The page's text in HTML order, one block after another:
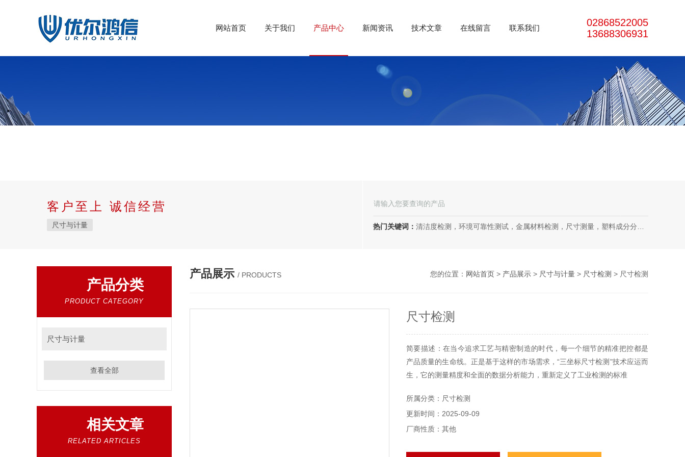
网站首页 关于我们 产品中心 新闻资讯 技术文章 在线留言 联系我们
02868522005
13688306931
客户至上 诚信经营
尺寸与计量 热门关键词： 清洁度检测，环境可靠性测试，金属材料检测，尺寸测量，塑料成分分析，成都检测中心，第三方检测，汽车零部件检测，电子电气检测
产品分类
PRODUCT CATEGORY
尺寸与计量
查看全部
相关文章
RELATED ARTICLES
产品展示 / PRODUCTS 您的位置： 网站首页 > 产品展示 > 尺寸与计量 > 尺寸检测 > 尺寸检测
尺寸检测
简要描述：在当今追求工艺与精密制造的时代，每一个细节的精准把控都是
产品质量的生命线。正是基于这样的市场需求，“三坐标尺寸检测"技术应运而
生，它的测量精度和全面的数据分析能力，重新定义了工业检测的标准
所属分类：尺寸检测
更新时间：2025-09-09
厂商性质：其他